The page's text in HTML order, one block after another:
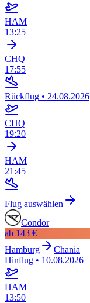
HAM
13:25
CHQ
17:55
Rückflug • 24.08.2026
CHQ
19:20
HAM
21:45
Flug auswählen
Condor
ab 143 €
Hamburg
Chania
Hinflug • 10.08.2026
HAM
13:50